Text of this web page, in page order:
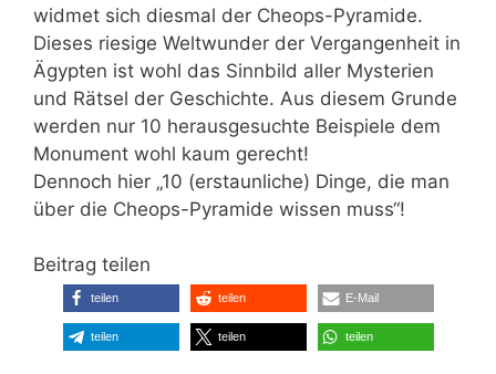
widmet sich diesmal der Cheops-Pyramide.
Dieses riesige Weltwunder der Vergangenheit in
Ägypten ist wohl das Sinnbild aller Mysterien
und Rätsel der Geschichte. Aus diesem Grunde
werden nur 10 herausgesuchte Beispiele dem
Monument wohl kaum gerecht!
Dennoch hier „10 (erstaunliche) Dinge, die man
über die Cheops-Pyramide wissen muss“!
Beitrag teilen
teilen teilen E-Mail
teilen teilen teilen